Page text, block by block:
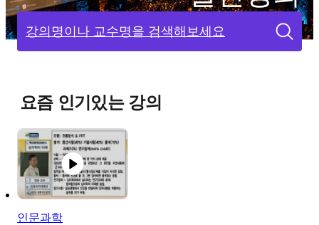
강의명이나 교수명을 검색해보세요
요즘 인기있는 강의
인문과학